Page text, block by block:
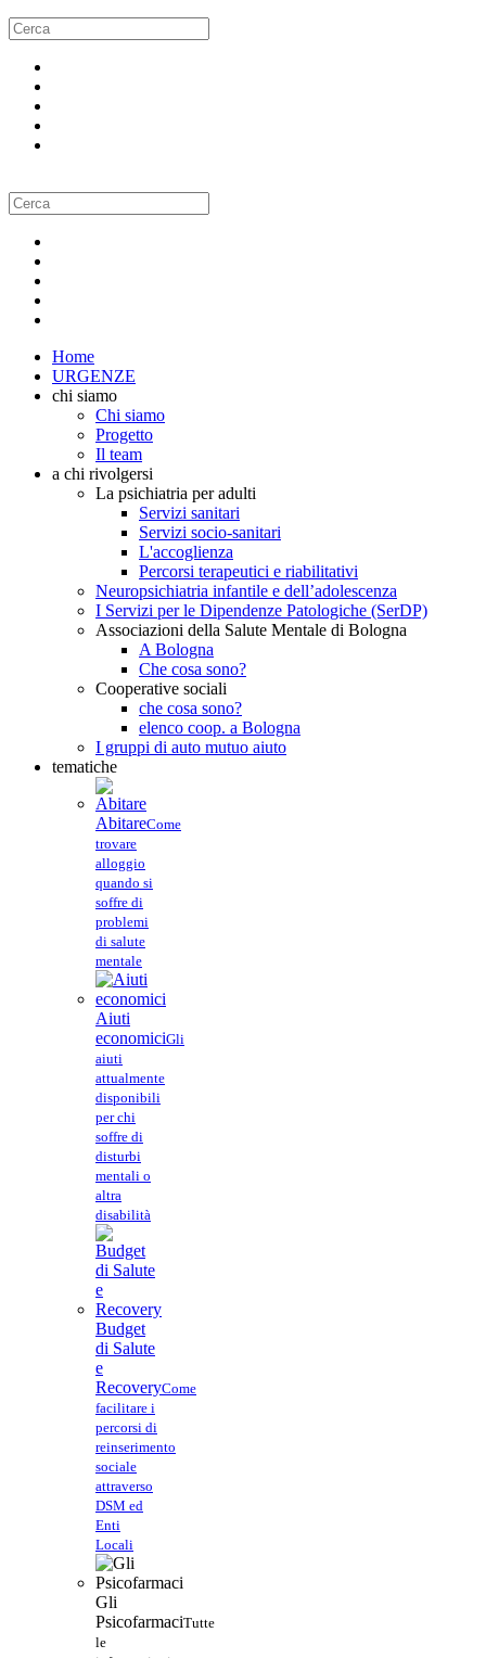
Home
URGENZE
chi siamo
Chi siamo
Progetto
Il team
a chi rivolgersi
La psichiatria per adulti
Servizi sanitari
Servizi socio-sanitari
L'accoglienza
Percorsi terapeutici e riabilitativi
Neuropsichiatria infantile e dell’adolescenza
I Servizi per le Dipendenze Patologiche (SerDP)
Associazioni della Salute Mentale di Bologna
A Bologna
Che cosa sono?
Cooperative sociali
che cosa sono?
elenco coop. a Bologna
I gruppi di auto mutuo aiuto
tematiche
AbitareCome
trovare
alloggio
quando si
soffre di
problemi
di salute
mentale
Aiuti
economiciGli
aiuti
attualmente
disponibili
per chi
soffre di
disturbi
mentali o
altra
disabilità
Budget
di Salute
e
RecoveryCome
facilitare i
percorsi di
reinserimento
sociale
attraverso
DSM ed
Enti
Locali
Gli
PsicofarmaciTutte
le